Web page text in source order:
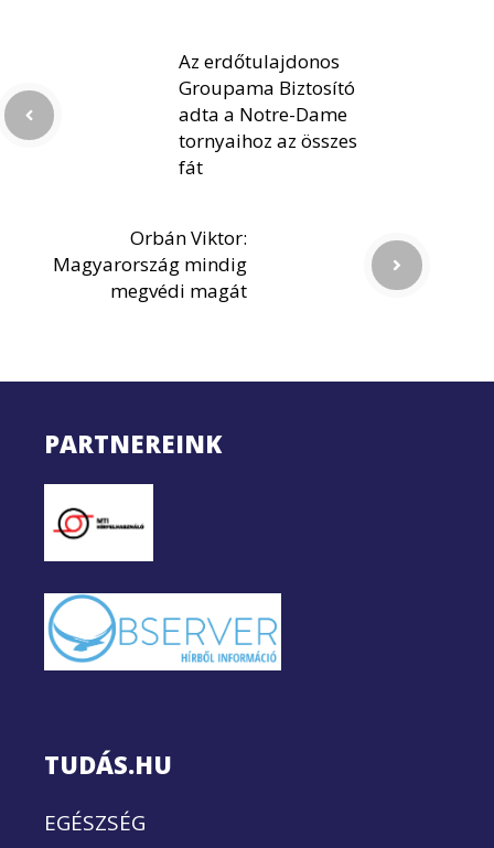
Az erdőtulajdonos
Groupama Biztosító
adta a Notre-Dame
tornyaihoz az összes
fát
Orbán Viktor:
Magyarország mindig
megvédi magát
PARTNEREINK
TUDÁS.HU
EGÉSZSÉG